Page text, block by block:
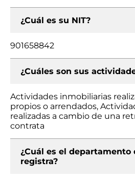
¿Cuál es su NIT?
901658842
¿Cuáles son sus
Actividades inmobiliarias
propios o arrendados,
realizadas a cambio de una
contrata
¿Cuál es el departamento
registra?